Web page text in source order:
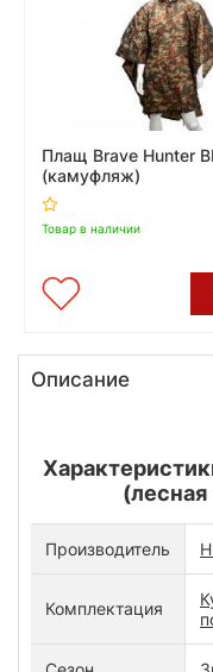
Плащ Brave Hunter
(камуфляж)
Товар в наличии
Описание
Производитель
Комплектация